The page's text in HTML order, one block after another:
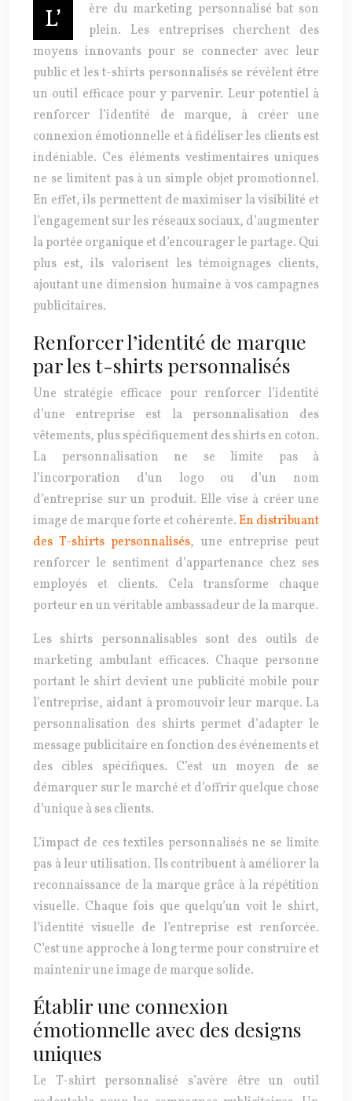
L’
ère du marketing personnalisé bat son
plein. Les entreprises cherchent des
moyens innovants pour se connecter avec leur
public et les t-shirts personnalisés se révèlent être
un outil efficace pour y parvenir. Leur potentiel à
renforcer l’identité de marque, à créer une
connexion émotionnelle et à fidéliser les clients est
indéniable. Ces éléments vestimentaires uniques
ne se limitent pas à un simple objet promotionnel.
En effet, ils permettent de maximiser la visibilité et
l’engagement sur les réseaux sociaux, d’augmenter
la portée organique et d’encourager le partage. Qui
plus est, ils valorisent les témoignages clients,
ajoutant une dimension humaine à vos campagnes
publicitaires.
Renforcer l’identité de marque
par les t-shirts personnalisés
Une stratégie efficace pour renforcer l’identité
d’une entreprise est la personnalisation des
vêtements, plus spécifiquement des shirts en coton.
La personnalisation ne se limite pas à
l’incorporation d’un logo ou d’un nom
d’entreprise sur un produit. Elle vise à créer une
image de marque forte et cohérente.En distribuant
des T-shirts personnalisés, une entreprise peut
renforcer le sentiment d’appartenance chez ses
employés et clients. Cela transforme chaque
porteur en un véritable ambassadeur de la marque.
Les shirts personnalisables sont des outils de
marketing ambulant efficaces. Chaque personne
portant le shirt devient une publicité mobile pour
l’entreprise, aidant à promouvoir leur marque. La
personnalisation des shirts permet d’adapter le
message publicitaire en fonction des événements et
des cibles spécifiques. C’est un moyen de se
démarquer sur le marché et d’offrir quelque chose
d’unique à ses clients.
L’impact de ces textiles personnalisés ne se limite
pas à leur utilisation. Ils contribuent à améliorer la
reconnaissance de la marque grâce à la répétition
visuelle. Chaque fois que quelqu’un voit le shirt,
l’identité visuelle de l’entreprise est renforcée.
C’est une approche à long terme pour construire et
maintenir une image de marque solide.
Établir une connexion
émotionnelle avec des designs
uniques
Le T-shirt personnalisé s’avère être un outil